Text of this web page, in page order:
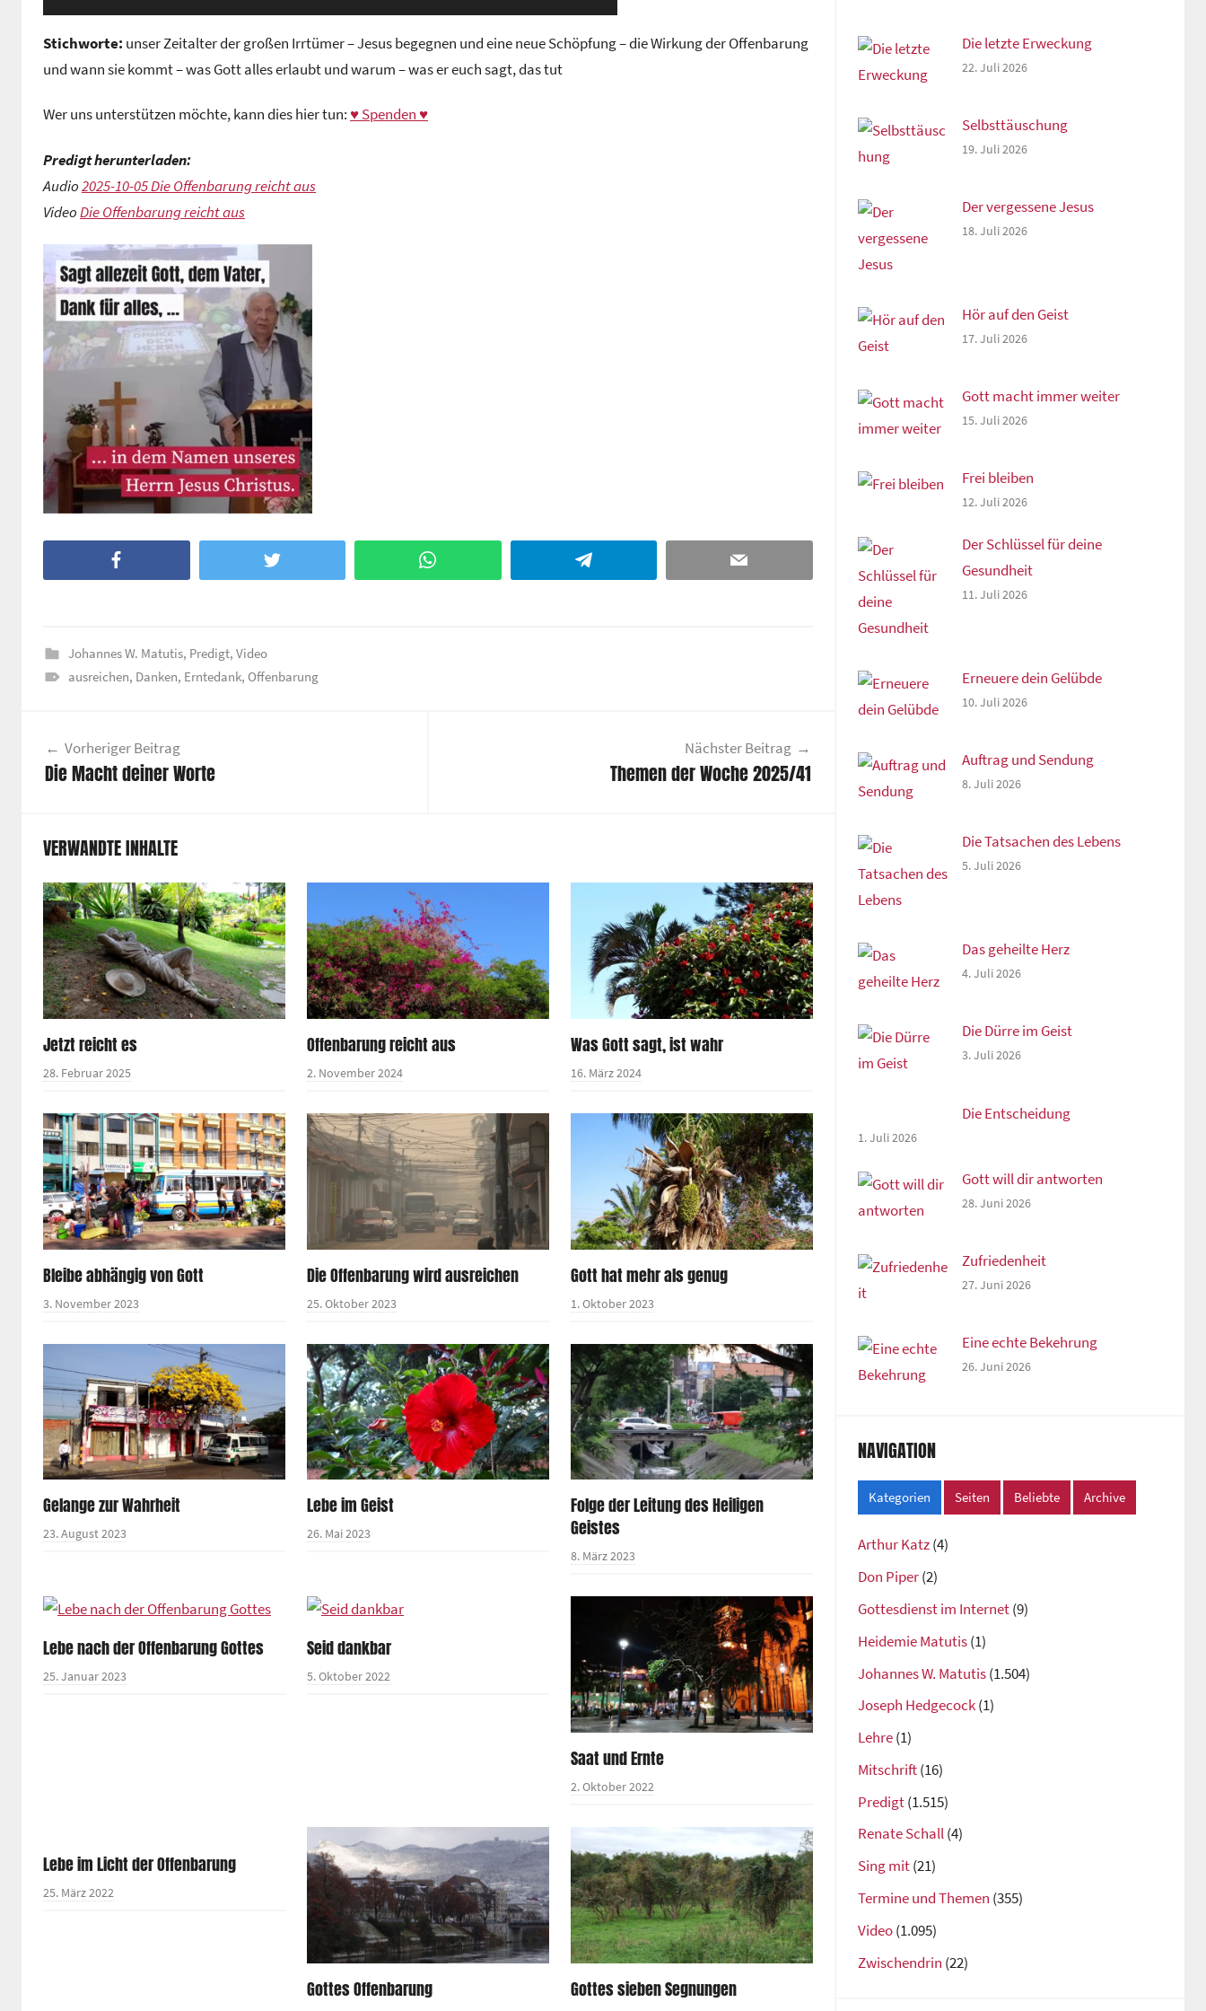
Stichworte: unser Zeitalter der großen Irrtümer – Jesus begegnen und eine neue Schöpfung – die Wirkung der Offenbarung
und wann sie kommt – was Gott alles erlaubt und warum – was er euch sagt, das tut
Wer uns unterstützen möchte, kann dies hier tun: ♥ Spenden ♥
Predigt herunterladen:
Audio2025-10-05 Die Offenbarung reicht aus
VideoDie Offenbarung reicht aus
Twitter WhatsApp Telegram Email
Johannes W. Matutis, Predigt, Video
ausreichen, Danken, Erntedank, Offenbarung
Vorheriger Beitrag
Die Macht deiner Worte
Nächster Beitrag
Themen der Woche 2025/41
VERWANDTE INHALTE
Jetzt reicht es
28. Februar 2025
Offenbarung reicht aus
2. November 2024
Was Gott sagt, ist wahr
16. März 2024
Bleibe abhängig von Gott
3. November 2023
Die Offenbarung wird ausreichen
25. Oktober 2023
Gott hat mehr als genug
1. Oktober 2023
Gelange zur Wahrheit
23. August 2023
Lebe im Geist
26. Mai 2023
Folge der Leitung des Heiligen
Geistes
8. März 2023
Lebe nach der Offenbarung Gottes
25. Januar 2023
Seid dankbar
5. Oktober 2022
Saat und Ernte
2. Oktober 2022
Lebe im Licht der Offenbarung
25. März 2022
Gottes Offenbarung Gottes sieben Segnungen
Die letzte Erweckung
22. Juli 2026
Selbsttäuschung
19. Juli 2026
Der vergessene Jesus
18. Juli 2026
Hör auf den Geist
17. Juli 2026
Gott macht immer weiter
15. Juli 2026
Frei bleiben
12. Juli 2026
Der Schlüssel für deine
Gesundheit
11. Juli 2026
Erneuere dein Gelübde
10. Juli 2026
Auftrag und Sendung
8. Juli 2026
Die Tatsachen des Lebens
5. Juli 2026
Das geheilte Herz
4. Juli 2026
Die Dürre im Geist
3. Juli 2026
Die Entscheidung
1. Juli 2026
Gott will dir antworten
28. Juni 2026
Zufriedenheit
27. Juni 2026
Eine echte Bekehrung
26. Juni 2026
NAVIGATION
Kategorien Seiten Beliebte Archive
Arthur Katz(4)
Don Piper(2)
Gottesdienst im Internet(9)
Heidemie Matutis(1)
Johannes W. Matutis(1.504)
Joseph Hedgecock(1)
Lehre(1)
Mitschrift(16)
Predigt(1.515)
Renate Schall(4)
Sing mit(21)
Termine und Themen (355)
Video(1.095)
Zwischendrin (22)